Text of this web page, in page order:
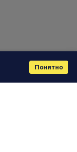
Меню
Понятно